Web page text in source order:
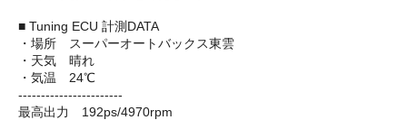
■ Tuning ECU 計測DATA
・場所 スーパーオートバックス東雲
・天気 晴れ
・気温 24℃
-----------------------
最高出力 192ps/4970rpm